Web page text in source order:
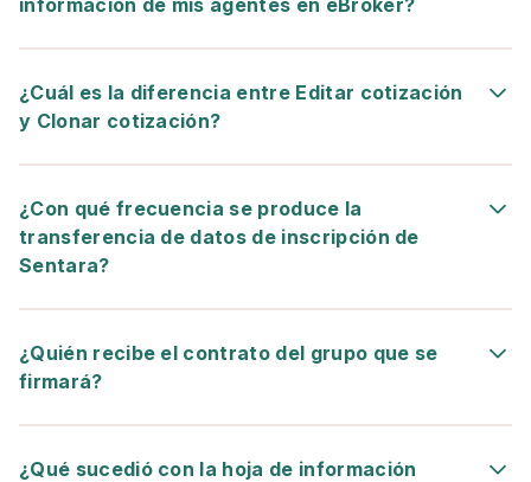
información de mis agentes en eBroker?
¿Cuál es la diferencia entre Editar cotización
y Clonar cotización?
¿Con qué frecuencia se produce la
transferencia de datos de inscripción de
Sentara?
¿Quién recibe el contrato del grupo que se
firmará?
¿Qué sucedió con la hoja de información